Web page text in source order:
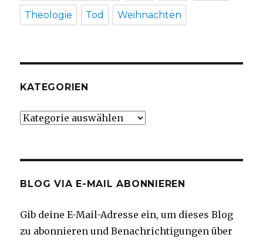
Theologie Tod Weihnachten
KATEGORIEN
Kategorien
BLOG VIA E-MAIL ABONNIEREN
Gib deine E-Mail-Adresse ein, um dieses Blog
zu abonnieren und Benachrichtigungen über